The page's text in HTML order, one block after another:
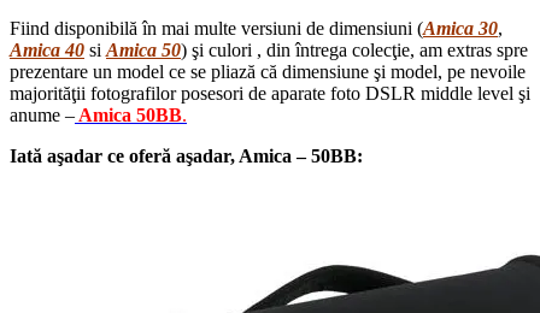
Fiind disponibilă în mai multe versiuni de dimensiuni (Amica 30,
Amica 40 si Amica 50) şi culori , din întrega colecţie, am extras spre
prezentare un model ce se pliază că dimensiune şi model, pe nevoile
majorităţii fotografilor posesori de aparate foto DSLR middle level şi
anume – Amica 50BB.
Iată aşadar ce oferă aşadar, Amica – 50BB: